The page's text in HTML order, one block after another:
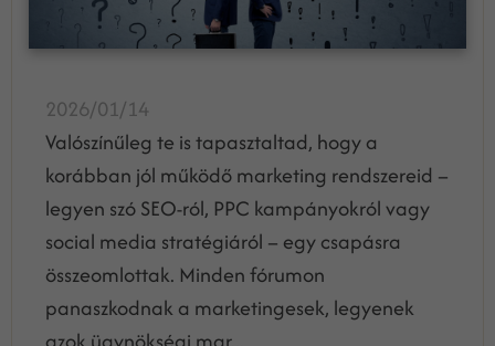
2026/01/14
Valószínűleg te is tapasztaltad, hogy a
korábban jól működő marketing rendszereid –
legyen szó SEO-ról, PPC kampányokról vagy
social media stratégiáról – egy csapásra
összeomlottak. Minden fórumon
panaszkodnak a marketingesek, legyenek